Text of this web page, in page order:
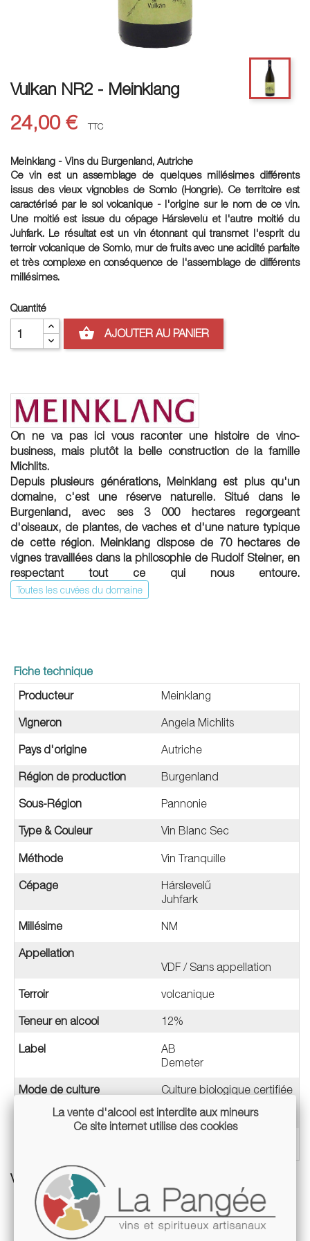
Vulkan NR2 - Meinklang
24,00 € TTC
Meinklang - Vins du Burgenland, Autriche
Ce vin est un assemblage de quelques millésimes différents
issus des vieux vignobles de Somlo (Hongrie). Ce territoire est
caractérisé par le sol volcanique - l'origine sur le nom de ce vin.
Une moitié est issue du cépage Hárslevelű et l'autre moitié du
Juhfark. Le résultat est un vin étonnant qui transmet l'esprit du
terroir volcanique de Somlo, mur de fruits avec une acidité parfaite
et très complexe en conséquence de l'assemblage de différents
millésimes.
Quantité
shopping_basket AJOUTER AU PANIER
On ne va pas ici vous raconter une histoire de vino-
business, mais plutôt la belle construction de la famille
Michlits.
Depuis plusieurs générations, Meinklang est plus qu'un
domaine, c'est une réserve naturelle. Situé dans le
Burgenland, avec ses 3 000 hectares regorgeant
d'oiseaux, de plantes, de vaches et d'une nature typique
de cette région. Meinklang dispose de 70 hectares de
vignes travaillées dans la philosophie de Rudolf Steiner, en
respectant tout ce qui nous entoure.
Toutes les cuvées du domaine
Fiche technique
Producteur
Meinklang
Vigneron Angela Michlits
Pays d'origine Autriche
Région de production Burgenland
Sous-Région Pannonie
Type & Couleur Vin Blanc Sec
Méthode Vin Tranquille
Cépage
Hárslevelű
Juhfark
Millésime NM
Appellation
VDF / Sans appellation
Terroir volcanique
Teneur en alcool 12%
Label
AB
Demeter
Mode de culture
Culture biologique certifiée
certifiée
VOUS AIMEREZ AUSSI
La vente d'alcool est interdite aux mineurs
Ce site internet utilise des cookies